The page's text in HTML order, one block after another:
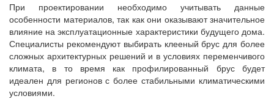
При проектировании необходимо учитывать данные
особенности материалов, так как они оказывают значительное
влияние на эксплуатационные характеристики будущего дома.
Специалисты рекомендуют выбирать клееный брус для более
сложных архитектурных решений и в условиях переменчивого
климата, в то время как профилированный брус будет
идеален для регионов с более стабильными климатическими
условиями.